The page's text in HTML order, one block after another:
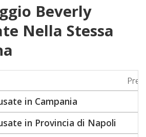
Beverly
Nella Stessa
in Campania
in Provincia di Napoli